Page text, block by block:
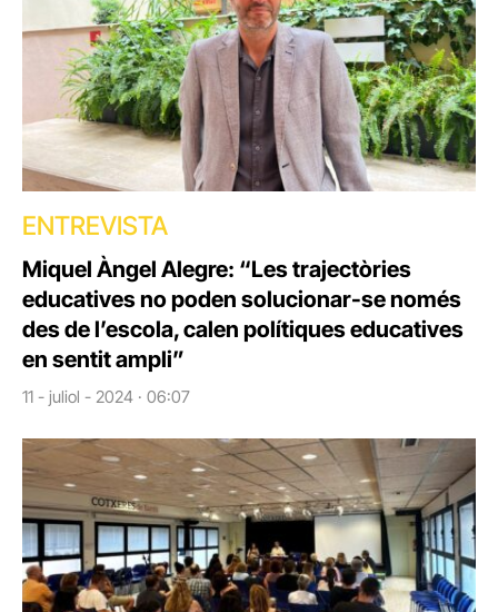
ENTREVISTA
Miquel Àngel Alegre: “Les trajectòries
educatives no poden solucionar-se només
des de l’escola, calen polítiques educatives
en sentit ampli”
11 - juliol - 2024 · 06:07